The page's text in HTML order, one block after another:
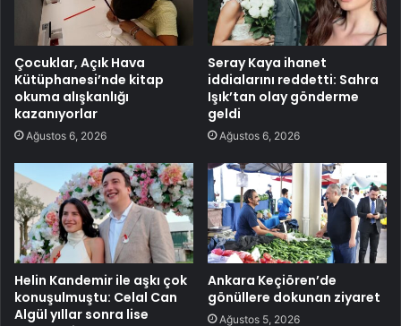
Çocuklar, Açık Hava
Kütüphanesi’nde kitap
okuma alışkanlığı
kazanıyorlar
Ağustos 6, 2026
Seray Kaya ihanet
iddialarını reddetti: Sahra
Işık’tan olay gönderme
geldi
Ağustos 6, 2026
Helin Kandemir ile aşkı çok
konuşulmuştu: Celal Can
Algül yıllar sonra lise
Ankara Keçiören’de
gönüllere dokunan ziyaret
Ağustos 5, 2026